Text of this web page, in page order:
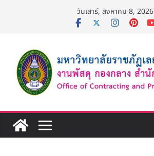
วันเสาร์, สิงหาคม 8, 2026